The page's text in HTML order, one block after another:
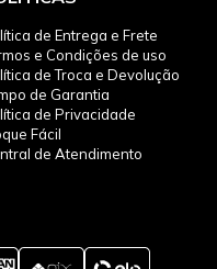
de Entrega e Frete
e Condições de uso
de Troca e Devolução
de Garantia
de Privacidade
Fácil
de Atendimento